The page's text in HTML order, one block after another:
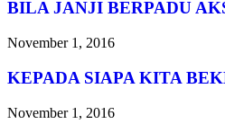
BILA JANJI BERPADU
November 1, 2016
KEPADA SIAPA KITA
November 1, 2016